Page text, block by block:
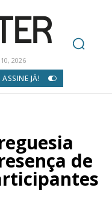
2026
ASSINE JÁ!
de